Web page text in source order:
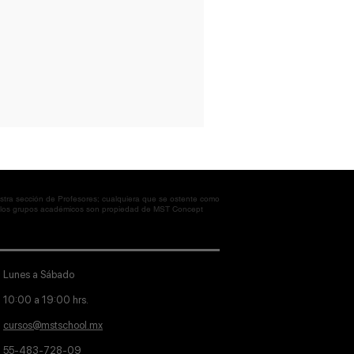
sección de Profesores; cualquiera que se ostente como
grupos académicos son propiedad de MST Concept
Lunes a Sábado
10:00 a 19:00 hrs.
cursos@mstschool.mx
55-483-728-09